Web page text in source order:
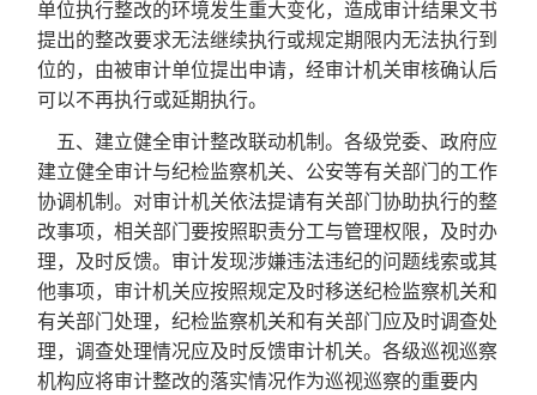
单位执行整改的环境发生重大变化，造成审计结果文书
提出的整改要求无法继续执行或规定期限内无法执行到
位的，由被审计单位提出申请，经审计机关审核确认后
可以不再执行或延期执行。
五、建立健全审计整改联动机制。各级党委、政府应
建立健全审计与纪检监察机关、公安等有关部门的工作
协调机制。对审计机关依法提请有关部门协助执行的整
改事项，相关部门要按照职责分工与管理权限，及时办
理，及时反馈。审计发现涉嫌违法违纪的问题线索或其
他事项，审计机关应按照规定及时移送纪检监察机关和
有关部门处理，纪检监察机关和有关部门应及时调查处
理，调查处理情况应及时反馈审计机关。各级巡视巡察
机构应将审计整改的落实情况作为巡视巡察的重要内